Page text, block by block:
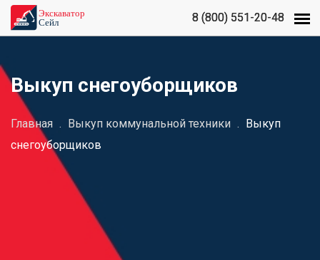
8 (800) 551-20-48
8 (800) 551-20-48
Выкуп снегоуборщиков
Главная . Выкуп коммунальной техники . Выкуп
снегоуборщиков